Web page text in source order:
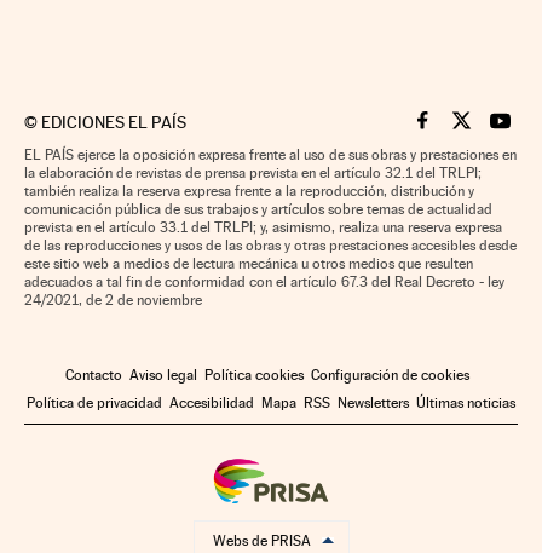
© EDICIONES EL PAÍS Cinco Días en
Cinco Días
Cinco
EL PAÍS ejerce la oposición expresa frente al uso de sus obras y prestaciones en
la elaboración de revistas de prensa prevista en el artículo 32.1 del TRLPI;
también realiza la reserva expresa frente a la reproducción, distribución y
comunicación pública de sus trabajos y artículos sobre temas de actualidad
prevista en el artículo 33.1 del TRLPI; y, asimismo, realiza una reserva expresa
de las reproducciones y usos de las obras y otras prestaciones accesibles desde
este sitio web a medios de lectura mecánica u otros medios que resulten
adecuados a tal fin de conformidad con el artículo 67.3 del Real Decreto - ley
24/2021, de 2 de noviembre
Contacto Aviso legal Política cookies Configuración de cookies
Política de privacidad Accesibilidad Mapa RSS Newsletters Últimas noticias
Webs de PRISA